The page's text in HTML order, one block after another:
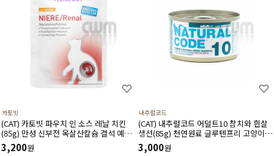
카토빗
(CAT) 카토빗 파우치 인 소스 레날 치킨
(85g) 만성 신부전 옥살산칼슘 결석 예방
에 도움
3,200원
내추럴코드
(CAT) 내추럴코드 어덜트10 참치와 흰살
생선(85g) 천연원료 글루텐프리 고양이
캔 습식사료
3,000원